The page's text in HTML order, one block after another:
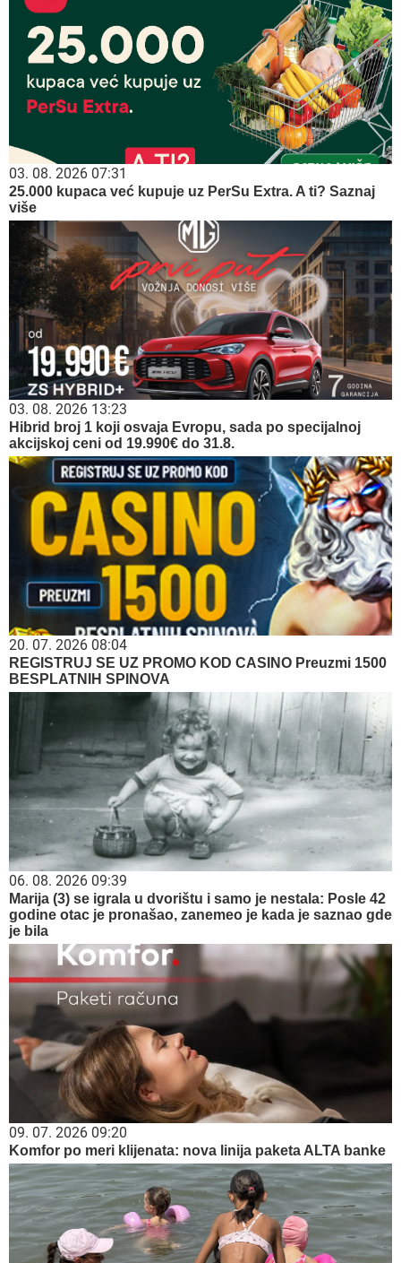
03. 08. 2026 07:31
25.000 kupaca već kupuje uz PerSu Extra. A ti? Saznaj
više
03. 08. 2026 13:23
Hibrid broj 1 koji osvaja Evropu, sada po specijalnoj
akcijskoj ceni od 19.990€ do 31.8.
20. 07. 2026 08:04
REGISTRUJ SE UZ PROMO KOD CASINO Preuzmi 1500
BESPLATNIH SPINOVA
06. 08. 2026 09:39
Marija (3) se igrala u dvorištu i samo je nestala: Posle 42
godine otac je pronašao, zanemeo je kada je saznao gde
je bila
09. 07. 2026 09:20
Komfor po meri klijenata: nova linija paketa ALTA banke